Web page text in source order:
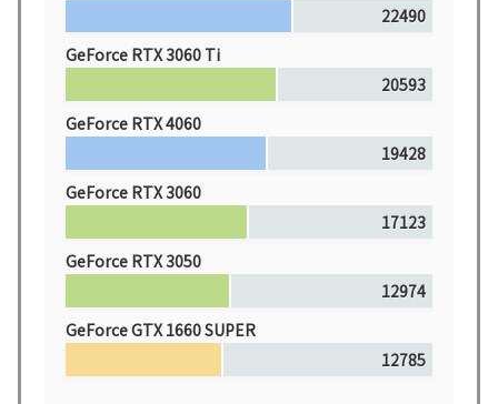
22490
GeForce RTX 3060 Ti
20593
GeForce RTX 4060
19428
GeForce RTX 3060
17123
GeForce RTX 3050
12974
GeForce GTX 1660 SUPER
12785